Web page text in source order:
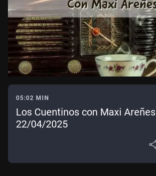
05:02 MIN
Los Cuentinos con Maxi Areñes
22/04/2025